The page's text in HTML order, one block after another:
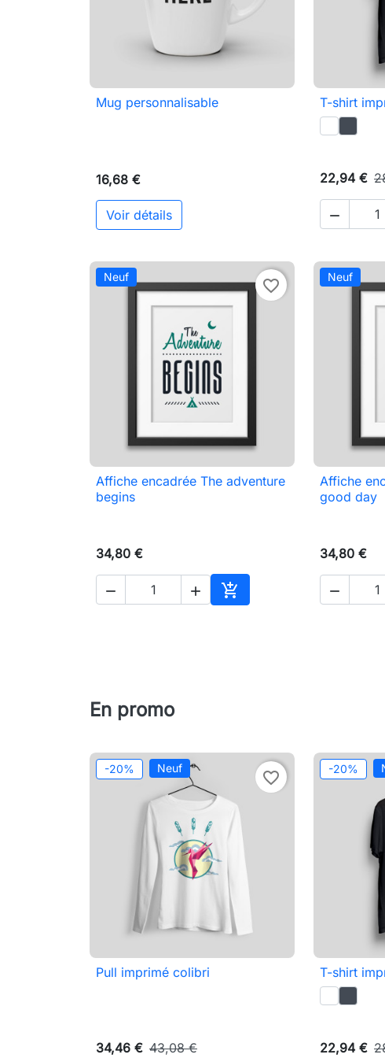
 Aperçu rapide
Mug personnalisable
16,68 €
Voir détails

T-shirt
22,94 €

Neuf favorite_border
 Aperçu rapide
Affiche encadrée The adventure
begins
34,80 €
  
Ajouter au panier
Neuf

Affiche
good day
34,80 €

En promo
-20% Neuf favorite_border
 Aperçu rapide
Pull imprimé colibri
34,46 € 43,08 €
-20%

T-shirt
22,94 €